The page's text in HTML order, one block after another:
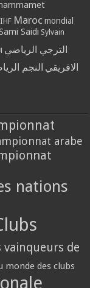
IHF Maroc mondial
Saidi Sylvain
الترجي الرياضي
الافريقي النجم
arabe
nations
vainqueurs de
monde des clubs